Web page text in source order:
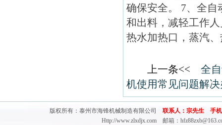
确保安全。 7、全
和出料，减轻工作
热水加热口，蒸汽
上一条<< 全
机使用常见问题解
版权所有：泰州市海锋机械制造有限公司 联系人：宗先生 手机
Http://www.zlxdjx.com 邮箱：